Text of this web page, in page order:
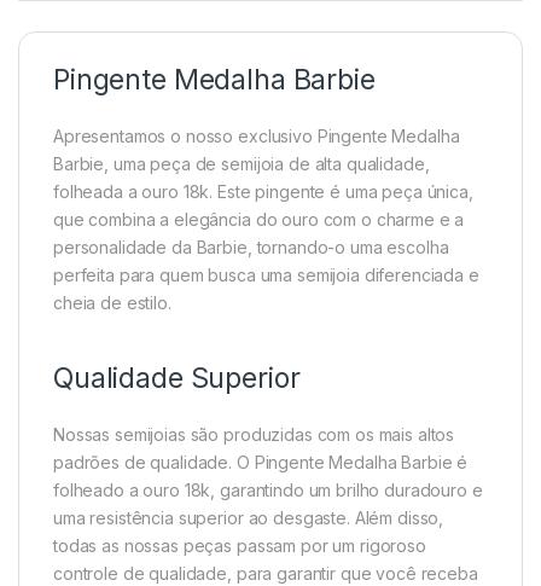
Pingente Medalha Barbie
Apresentamos o nosso exclusivo Pingente Medalha
Barbie, uma peça de semijoia de alta qualidade,
folheada a ouro 18k. Este pingente é uma peça única,
que combina a elegância do ouro com o charme e a
personalidade da Barbie, tornando-o uma escolha
perfeita para quem busca uma semijoia diferenciada e
cheia de estilo.
Qualidade Superior
Nossas semijoias são produzidas com os mais altos
padrões de qualidade. O Pingente Medalha Barbie é
folheado a ouro 18k, garantindo um brilho duradouro e
uma resistência superior ao desgaste. Além disso,
todas as nossas peças passam por um rigoroso
controle de qualidade, para garantir que você receba